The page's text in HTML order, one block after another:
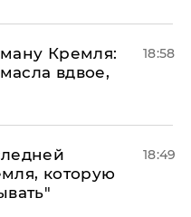
Кремля:
вдвое,
18:58
которую
18:49